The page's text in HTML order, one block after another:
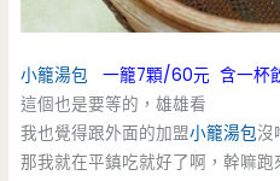
小籠湯包 一籠7顆/60元 含一杯
這個也是要等的，雄雄看
我也覺得跟外面的加盟小籠湯包沒
那我就在平鎮吃就好了啊，幹嘛跑